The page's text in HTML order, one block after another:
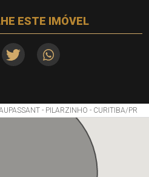
ESTE IMÓVEL
- PILARZINHO - CURITIBA/PR